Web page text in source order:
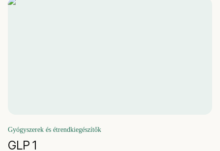
Gyógyszerek és étrendkiegészítők
GLP 1